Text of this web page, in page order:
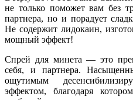
не только поможет вам без
партнера, но и порадует
Не содержит лидокаин,
мощный эффект!
Спрей для минета — это
себя, и партнера.
ощутимым
эффектом, благодаря